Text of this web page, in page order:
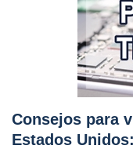
Consejos para
Estados